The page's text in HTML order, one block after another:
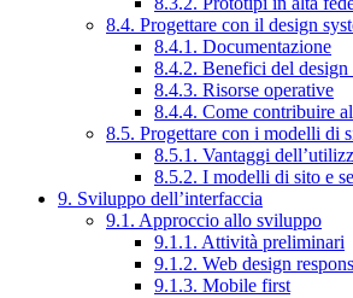
8.4. Progettare con il design
8.4.1. Documentazione
8.4.2. Benefici del design
8.4.3. Risorse operative
8.4.4. Come contribuire
8.5. Progettare con i modelli di
8.5.1. Vantaggi
8.5.2. I modelli di sito e
9. Sviluppo dell’interfaccia
9.1. Approccio allo sviluppo
9.1.1. Attività preliminari
9.1.2. Web design
9.1.3. Mobile first